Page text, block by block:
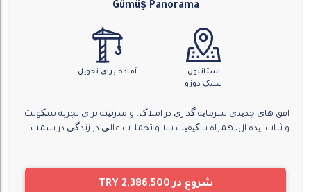
Gümüş Panorama
استانبول
بیلیک دوزو
آماده برای تحویل
افق های جدیدی سرمایه گذاری در املاک، و مدرنیته برای تجربه سکونت
و ثبات ایده آل، همراه با کیفیت بالا و تجملات عالی در زندگی در سمت ...
شروع در TRY 2,386,500